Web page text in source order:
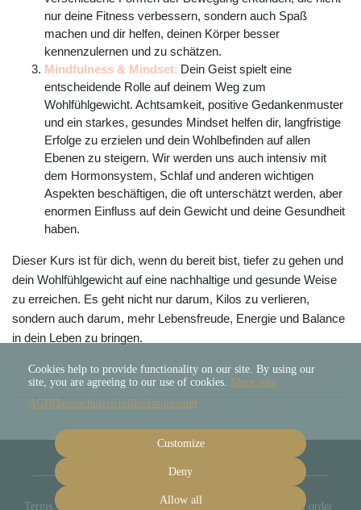
nur deine Fitness verbessern, sondern auch Spaß
machen und dir helfen, deinen Körper besser
kennenzulernen und zu schätzen.
Mindfulness & Mindset: Dein Geist spielt eine
entscheidende Rolle auf deinem Weg zum
Wohlfühlgewicht. Achtsamkeit, positive Gedankenmuster
und ein starkes, gesundes Mindset helfen dir, langfristige
Erfolge zu erzielen und dein Wohlbefinden auf allen
Ebenen zu steigern. Wir werden uns auch intensiv mit
dem Hormonsystem, Schlaf und anderen wichtigen
Aspekten beschäftigen, die oft unterschätzt werden, aber
enormen Einfluss auf dein Gewicht und deine Gesundheit
haben.
Dieser Kurs ist für dich, wenn du bereit bist, tiefer zu gehen und
dein Wohlfühlgewicht auf eine nachhaltige und gesunde Weise
zu erreichen. Es geht nicht nur darum, Kilos zu verlieren,
sondern auch darum, mehr Lebensfreude, Energie und Balance
in dein Leben zu bringen.
Terms Cancel subscription Cancel order
Cookies help to provide functionality on our site. By using our
site, you are agreeing to our use of cookies. More info
AGB Datenschutzrichtlinie Impressum
Customize
Deny
Allow all